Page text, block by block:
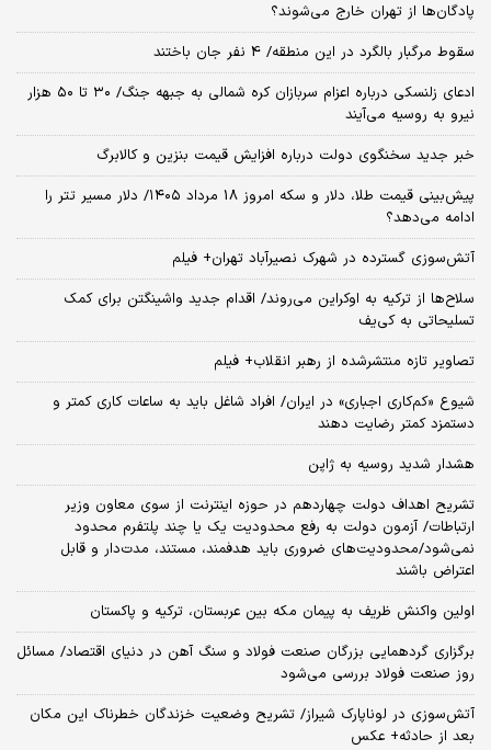
پادگان‌ها از تهران خارج می‌شوند؟
سقوط مرگبار بالگرد در این منطقه/ 4 نفر جان باختند
ادعای زلنسکی درباره اعزام سربازان کره شمالی به جبهه جنگ/ ۳۰ تا ۵۰ هزار
نیرو به روسیه می‌آیند
خبر جدید سخنگوی دولت درباره افزایش قیمت بنزین و کالابرگ
پیش‌بینی قیمت طلا، دلار و سکه امروز 18 مرداد ۱۴۰۵/ دلار مسیر تتر را
ادامه می‌دهد؟
آتش‌سوزی گسترده در شهرک نصیرآباد تهران+ فیلم
سلاح‌ها از ترکیه به اوکراین می‌روند/ اقدام جدید واشینگتن برای کمک
تسلیحاتی به کی‌یف
تصاویر تازه منتشرشده از رهبر انقلاب+ فیلم
شیوع «کم‌کاری اجباری» در ایران/ افراد شاغل باید به ساعات کاری کمتر و
دستمزد کمتر رضایت دهند
هشدار شدید روسیه به ژاپن
تشریح اهداف دولت چهاردهم در حوزه اینترنت از سوی معاون وزیر
ارتباطات/ آزمون دولت به رفع محدودیت یک یا چند پلتفرم محدود
نمی‌‎شود/محدودیت‌های ضروری باید هدفمند، مستند، مدت‌دار و قابل
اعتراض باشند
اولین واکنش ظریف به پیمان مکه بین عربستان، ترکیه و پاکستان
برگزاری گردهمایی بزرگان صنعت فولاد و سنگ آهن در دنیای اقتصاد/ مسائل
روز صنعت فولاد بررسی می‌شود
آتش‌سوزی در لوناپارک شیراز/ تشریح وضعیت خزندگان خطرناک این مکان
بعد از حادثه+ عکس